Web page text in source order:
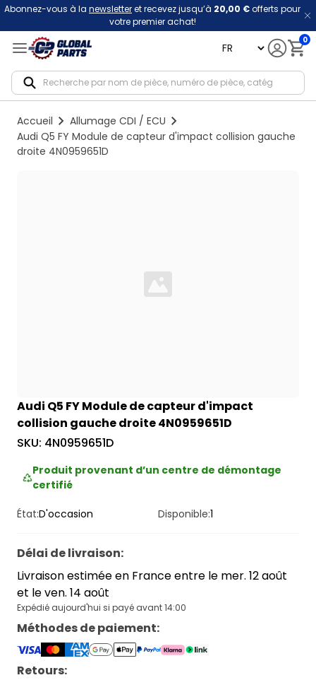
Abonnez-vous à la newsletteret recevez jusqu’à 20,00 €offerts pour
votre premier achat!
language 0
Accueil
Allumage CDI / ECU
Audi Q5 FY Module de capteur d'impact collision gauche
droite 4N0959651D
Audi Q5 FY Module de capteur d'impact
collision gauche droite 4N0959651D
SKU: 4N0959651D
Produit provenant d’un centre de démontage
certifié
État:D'occasion Disponible:1
Délai de livraison:
Livraison estimée en France entre le mer. 12 août
et le ven. 14 août
Expédié aujourd'hui si payé avant 14:00
Méthodes de paiement:
Retours: